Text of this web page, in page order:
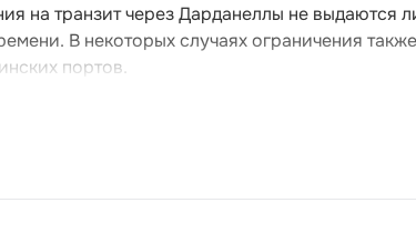
на транзит через Дарданеллы не выдаются
В некоторых случаях ограничения также
портов.